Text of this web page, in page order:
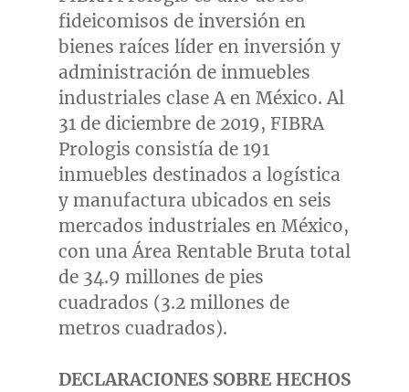
fideicomisos de inversión en
bienes raíces líder en inversión y
administración de inmuebles
industriales clase A en México. Al
31 de diciembre de 2019, FIBRA
Prologis consistía de 191
inmuebles destinados a logística
y manufactura ubicados en seis
mercados industriales en México,
con una Área Rentable Bruta total
de 34.9 millones de pies
cuadrados (3.2 millones de
metros cuadrados).
DECLARACIONES SOBRE HECHOS